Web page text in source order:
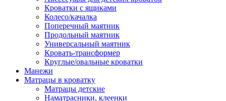
Кроватки с ящиками
Колесо/качалка
Поперечный маятник
Продольный маятник
Универсальный маятник
Кровать-трансформер
Круглые/овальные кроватки
Манежи
Матрацы в кроватку
Матрацы детские
Наматрасники, клеенки